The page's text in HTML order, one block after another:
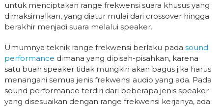
untuk menciptakan range frekwensi suara khusus yang
dimaksimalkan, yang diatur mulai dari crossover hingga
berakhir menjadi suara melalui speaker.
Umumnya teknik range frekwensi berlaku pada sound
performance dimana yang dipisah-pisahkan, karena
satu buah speaker tidak mungkin akan bagus jika harus
menangani semua jenis frekwensi audio yang ada. Pada
sound performance terdiri dari beberapa jenis speaker
yang disesuaikan dengan range frekwensi kerjanya, ada